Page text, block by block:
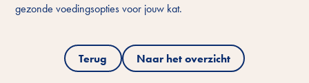
gezonde voedingsopties voor jouw kat.
Terug Naar het overzicht